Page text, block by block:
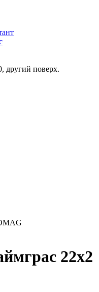
другий поверх.
22х2